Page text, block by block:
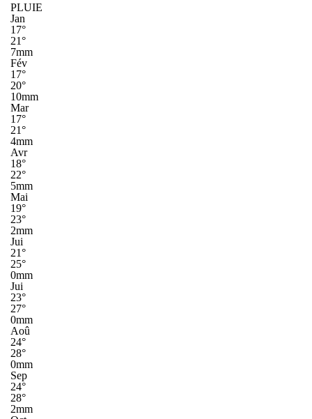
PLUIE
Jan
17°
21°
7mm
Fév
17°
20°
10mm
Mar
17°
21°
4mm
Avr
18°
22°
5mm
Mai
19°
23°
2mm
Jui
21°
25°
0mm
Jui
23°
27°
0mm
Aoû
24°
28°
0mm
Sep
24°
28°
2mm